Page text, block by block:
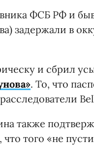
ФСБ РФ и
задержали в
и сбрил
. То, что
также
того «не